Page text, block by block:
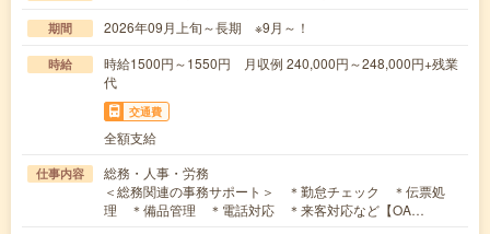
期間 2026年09月上旬～長期 ※9月～！
時給
時給1500円～1550円 月収例 240,000円～248,000円+残業
代
交通費
全額支給
仕事内容
総務・人事・労務
＜総務関連の事務サポート＞ ＊勤怠チェック ＊伝票処
理 ＊備品管理 ＊電話対応 ＊来客対応など【OA…